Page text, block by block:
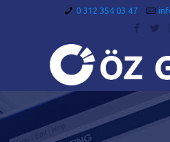
0 312 354 03 47